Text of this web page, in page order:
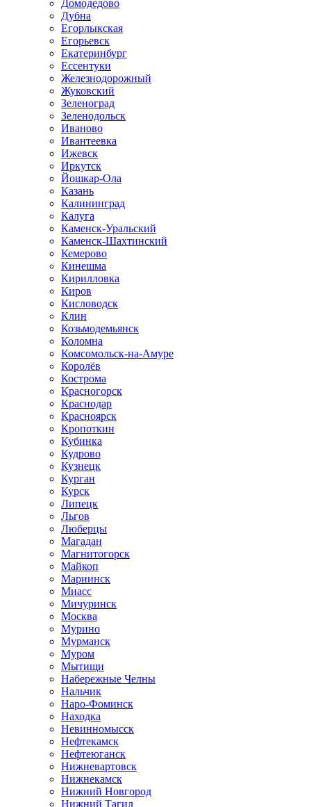
Домодедово
Дубна
Егорлыкская
Егорьевск
Екатеринбург
Ессентуки
Железнодорожный
Жуковский
Зеленоград
Зеленодольск
Иваново
Ивантеевка
Ижевск
Иркутск
Йошкар-Ола
Казань
Калининград
Калуга
Каменск-Уральский
Каменск-Шахтинский
Кемерово
Кинешма
Кирилловка
Киров
Кисловодск
Клин
Козьмодемьянск
Коломна
Комсомольск-на-Амуре
Королёв
Кострома
Красногорск
Краснодар
Красноярск
Кропоткин
Кубинка
Кудрово
Кузнецк
Курган
Курск
Липецк
Льгов
Люберцы
Магадан
Магнитогорск
Майкоп
Мариинск
Миасс
Мичуринск
Москва
Мурино
Мурманск
Муром
Мытищи
Набережные Челны
Нальчик
Наро-Фоминск
Находка
Невинномысск
Нефтекамск
Нефтеюганск
Нижневартовск
Нижнекамск
Нижний Новгород
Нижний Тагил